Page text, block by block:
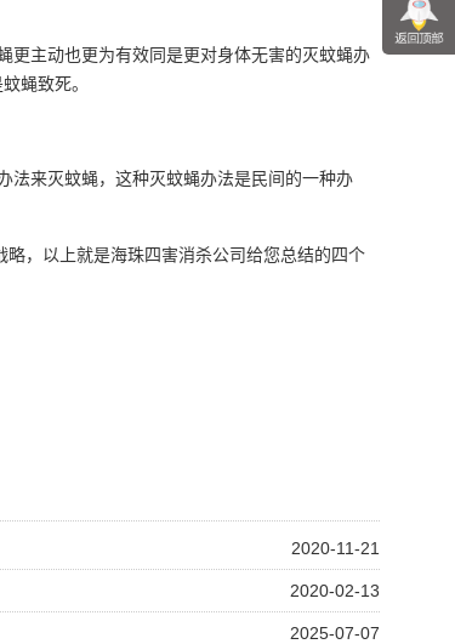
更主动也更为有效同是更对身体无害的灭蚊蝇办
蝇致死。
法来灭蚊蝇，这种灭蚊蝇办法是民间的一种办
，以上就是海珠四害消杀公司给您总结的四个
2020-11-21
2020-02-13
2025-07-07